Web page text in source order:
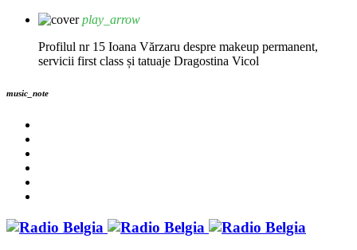
play_arrow
Profilul nr 15 Ioana Vărzaru despre makeup permanent,
servicii first class și tatuaje Dragostina Vicol
music_note